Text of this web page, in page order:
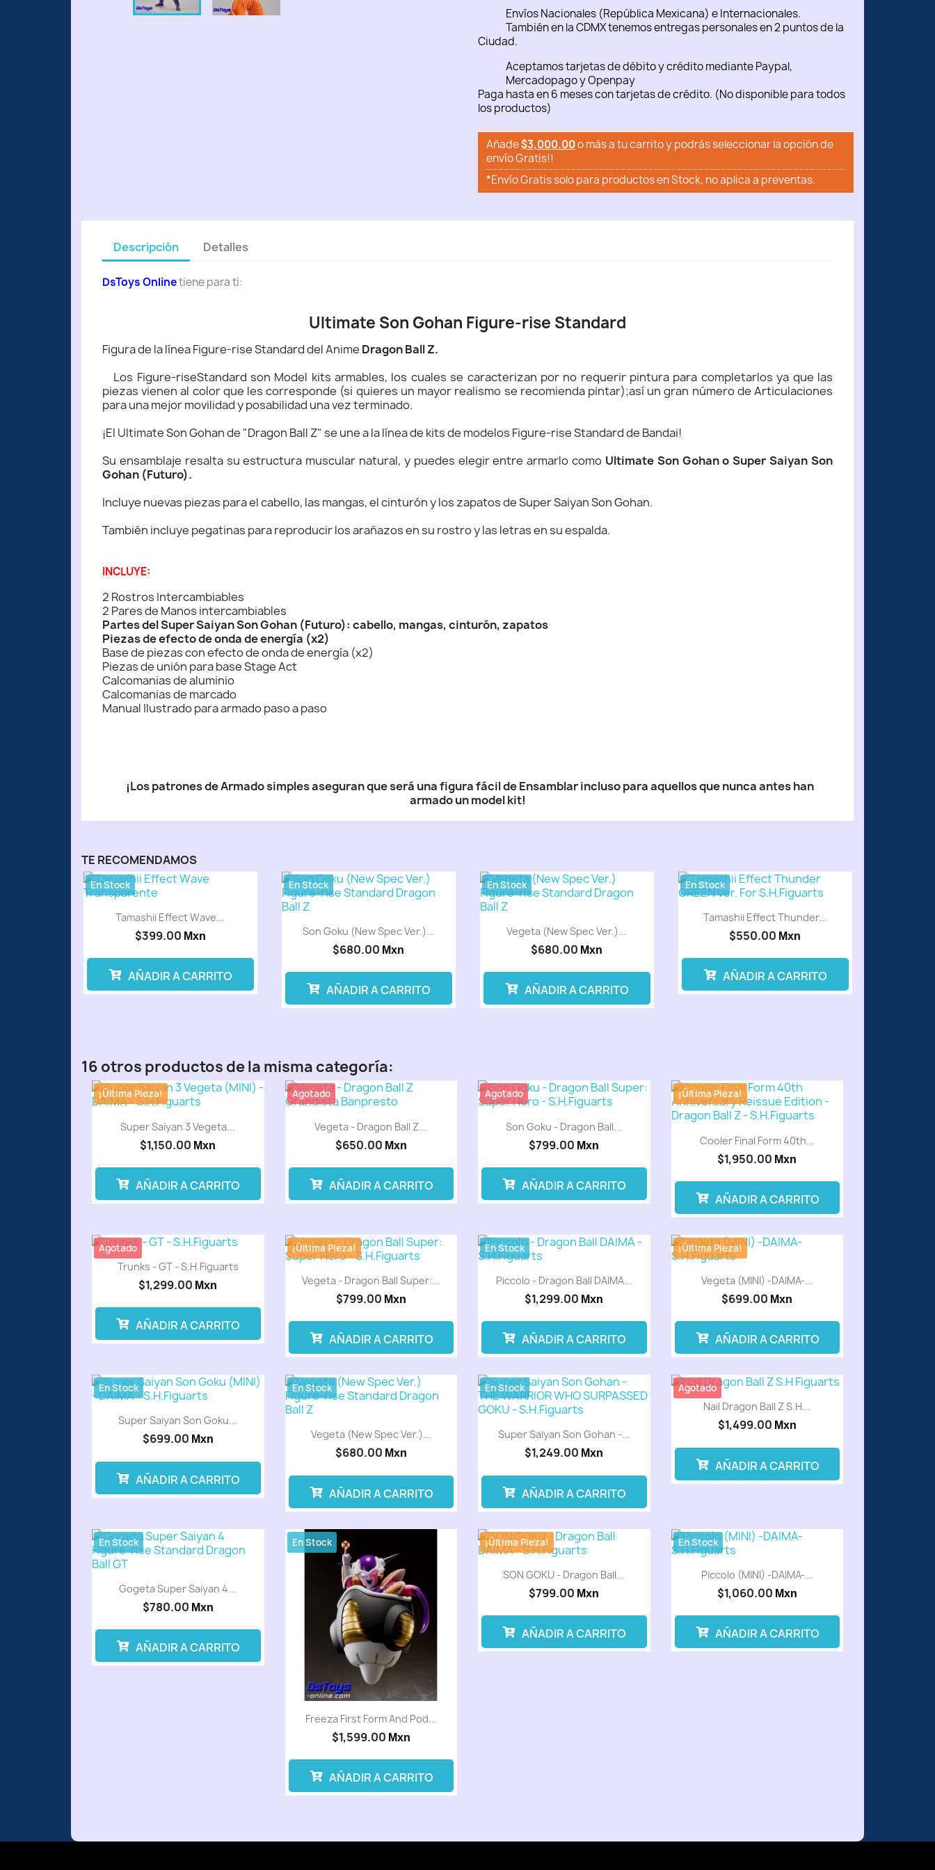
Envíos Nacionales (República Mexicana) e Internacionales.
También en la CDMX tenemos entregas personales en 2 puntos de la
Ciudad.
Aceptamos tarjetas de débito y crédito mediante Paypal,
Mercadopago y Openpay
Paga hasta en 6 meses con tarjetas de crédito. (No disponible para todos
los productos)
Añade$3,000.00o más a tu carrito y podrás seleccionar la opción de
envío Gratis!!
*Envío Gratis solo para productos en Stock, no aplica a preventas.
Descripción Detalles
DsToys Onlinetiene para ti:
Ultimate Son Gohan Figure-rise Standard
Figura de la línea Figure-rise Standard del Anime Dragon Ball Z.
Los Figure-riseStandard son Model kits armables, los cuales se caracterizan por no requerir pintura para completarlos ya que las
piezas vienen al color que les corresponde (si quieres un mayor realismo se recomienda pintar);así un gran número de Articulaciones
para una mejor movilidad y posabilidad una vez terminado.
¡El Ultimate Son Gohan de "Dragon Ball Z" se une a la línea de kits de modelos Figure-rise Standard de Bandai!
Su ensamblaje resalta su estructura muscular natural, y puedes elegir entre armarlo como Ultimate Son Gohan o Super Saiyan Son
Gohan (Futuro).
Incluye nuevas piezas para el cabello, las mangas, el cinturón y los zapatos de Super Saiyan Son Gohan.
También incluye pegatinas para reproducir los arañazos en su rostro y las letras en su espalda.
INCLUYE:
2 Rostros Intercambiables
2 Pares de Manos intercambiables
Partes del Super Saiyan Son Gohan (Futuro): cabello, mangas, cinturón, zapatos
Piezas de efecto de onda de energía (x2)
Base de piezas con efecto de onda de energía (x2)
Piezas de unión para base Stage Act
Calcomanias de aluminio
Calcomanias de marcado
Manual Ilustrado para armado paso a paso
¡Los patrones de Armado simples aseguran que será una figura fácil de Ensamblar incluso para aquellos que nunca antes han
armado un model kit!
TE RECOMENDAMOS
Tamashii Effect Wave...
$399.00 Mxn
En Stock
AÑADIR A CARRITO
Son Goku (New Spec Ver.)...
$680.00 Mxn
En Stock
AÑADIR A CARRITO
Vegeta (New Spec Ver.)...
$680.00 Mxn
En Stock
AÑADIR A CARRITO
Tamashii Effect Thunder...
$550.00 Mxn
En Stock
AÑADIR A CARRITO
16 otros productos de la misma categoría:
Super Saiyan 3 Vegeta...
$1,150.00 Mxn
¡Última Pieza!
AÑADIR A CARRITO
Vegeta - Dragon Ball Z...
$650.00 Mxn
Agotado
AÑADIR A CARRITO
Son Goku - Dragon Ball...
$799.00 Mxn
Agotado
AÑADIR A CARRITO
Cooler Final Form 40th...
$1,950.00 Mxn
¡Última Pieza!
AÑADIR A CARRITO
Trunks - GT - S.H.Figuarts
$1,299.00 Mxn
Agotado
AÑADIR A CARRITO
Vegeta - Dragon Ball Super:...
$799.00 Mxn
¡Última Pieza!
AÑADIR A CARRITO
Piccolo - Dragon Ball DAIMA...
$1,299.00 Mxn
En Stock
AÑADIR A CARRITO
Vegeta (MINI) -DAIMA-...
$699.00 Mxn
¡Última Pieza!
AÑADIR A CARRITO
Super Saiyan Son Goku...
$699.00 Mxn
En Stock
AÑADIR A CARRITO
Vegeta (New Spec Ver.)...
$680.00 Mxn
En Stock
AÑADIR A CARRITO
Super Saiyan Son Gohan -...
$1,249.00 Mxn
En Stock
AÑADIR A CARRITO
Nail Dragon Ball Z S.H...
$1,499.00 Mxn
Agotado
AÑADIR A CARRITO
Gogeta Super Saiyan 4...
$780.00 Mxn
En Stock
AÑADIR A CARRITO
Freeza First Form And Pod...
$1,599.00 Mxn
En Stock
AÑADIR A CARRITO
SON GOKU - Dragon Ball...
$799.00 Mxn
¡Última Pieza!
AÑADIR A CARRITO
Piccolo (MINI) -DAIMA-...
$1,060.00 Mxn
En Stock
AÑADIR A CARRITO